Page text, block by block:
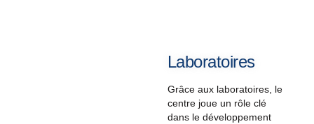
Laboratoires
Grâce aux laboratoires, le
centre joue un rôle clé
dans le développement